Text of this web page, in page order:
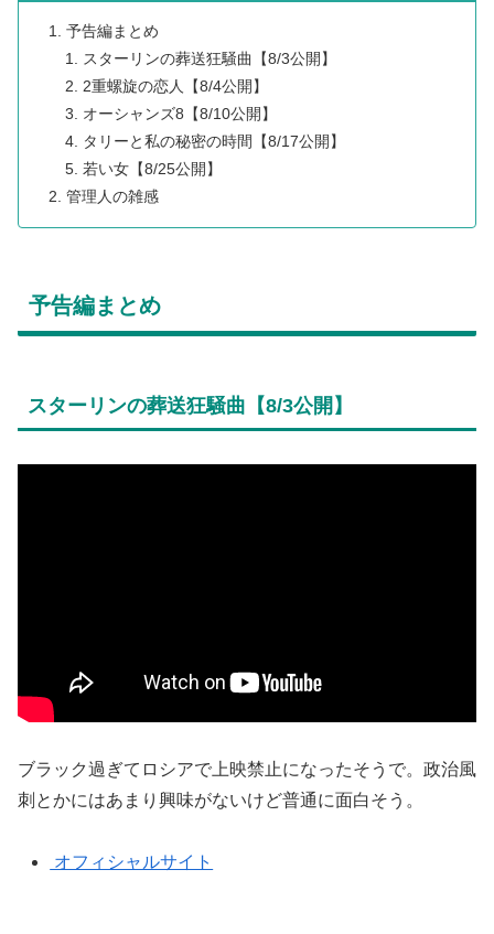
予告編まとめ
スターリンの葬送狂騒曲【8/3公開】
2重螺旋の恋人【8/4公開】
オーシャンズ8【8/10公開】
タリーと私の秘密の時間【8/17公開】
若い女【8/25公開】
管理人の雑感
予告編まとめ
スターリンの葬送狂騒曲【8/3公開】
ブラック過ぎてロシアで上映禁止になったそうで。政治風
刺とかにはあまり興味がないけど普通に面白そう。
オフィシャルサイト